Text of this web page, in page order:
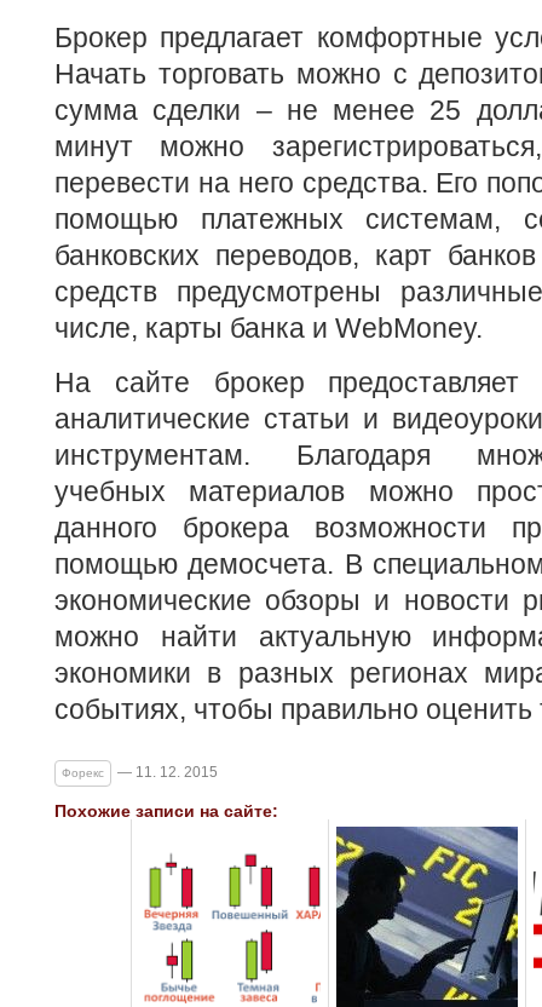
Брокер предлагает комфортные
Начать торговать можно с
сумма сделки – не менее 25
минут можно
перевести на него средства. Его
помощью платежных системам,
банковских переводов, карт
средств предусмотрены
числе, карты банка и WebMoney.
На сайте брокер предоставляет
аналитические статьи и
инструментам. Благодаря
учебных материалов можно
данного брокера возможности
помощью демосчета. В
экономические обзоры и новости
можно найти актуальную
экономики в разных регионах
событиях, чтобы правильно
Форекс — 11. 12. 2015
Похожие записи на сайте: